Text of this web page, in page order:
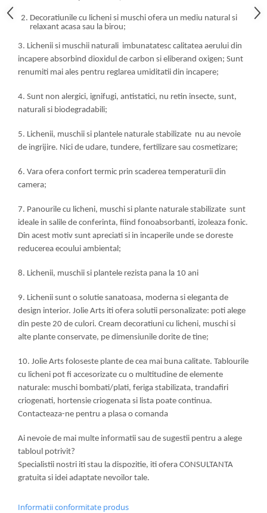
Decoratiunile cu licheni si muschi ofera un mediu natural si
relaxant acasa sau la birou;
3. Lichenii si muschii naturali imbunatatesc calitatea aerului din
incapere absorbind dioxidul de carbon si eliberand oxigen; Sunt
renumiti mai ales pentru reglarea umiditatii din incapere;
4. Sunt non alergici, ignifugi, antistatici, nu retin insecte, sunt,
naturali si biodegradabili;
5. Lichenii, muschii si plantele naturale stabilizate nu au nevoie
de ingrijire. Nici de udare, tundere, fertilizare sau cosmetizare;
6. Vara ofera confort termic prin scaderea temperaturii din
camera;
7. Panourile cu licheni, muschi si plante naturale stabilizate sunt
ideale in salile de conferinta, fiind fonoabsorbanti, izoleaza fonic.
Din acest motiv sunt apreciati si in incaperile unde se doreste
reducerea ecoului ambiental;
8. Lichenii, muschii si plantele rezista pana la 10 ani
9. Lichenii sunt o solutie sanatoasa, moderna si eleganta de
design interior. Jolie Arts iti ofera solutii personalizate: poti alege
din peste 20 de culori. Cream decoratiuni cu licheni, muschi si
alte plante conservate, pe dimensiunile dorite de tine;
10. Jolie Arts foloseste plante de cea mai buna calitate. Tablourile
cu licheni pot fi accesorizate cu o multitudine de elemente
naturale: muschi bombati/plati, feriga stabilizata, trandafiri
criogenati, hortensie criogenata si lista poate continua.
Contacteaza-ne pentru a plasa o comanda
Ai nevoie de mai multe informatii sau de sugestii pentru a alege
tabloul potrivit?
Specialistii nostri iti stau la dispozitie, iti ofera CONSULTANTA
gratuita si idei adaptate nevoilor tale.
Informatii conformitate produs